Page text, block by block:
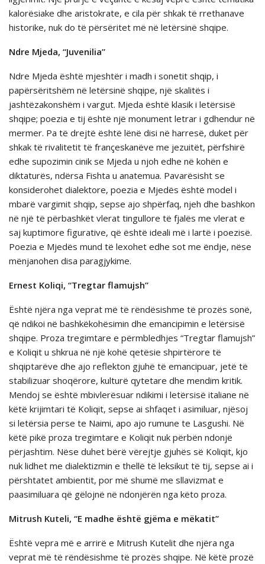
kalorësiake dhe aristokrate, e cila për shkak të rrethanave
historike, nuk do të përsëritet më në letërsinë shqipe.
Ndre Mjeda, “Juvenilia”
Ndre Mjeda është mjeshtër i madh i sonetit shqip, i
papërsëritshëm në letërsinë shqipe, një skalitës i
jashtëzakonshëm i vargut. Mjeda është klasik i letërsisë
shqipe; poezia e tij është një monument letrar i gdhendur në
mermer. Pa të drejtë është lënë disi në harresë, duket për
shkak të rivalitetit të françeskanëve me jezuitët, përfshirë
edhe supozimin cinik se Mjeda u njoh edhe në kohën e
diktaturës, ndërsa Fishta u anatemua. Pavarësisht se
konsiderohet dialektore, poezia e Mjedës është model i
mbarë vargimit shqip, sepse ajo shpërfaq, njeh dhe bashkon
në një të përbashkët vlerat tingullore të fjalës me vlerat e
saj kuptimore figurative, që është ideali më i lartë i poezisë.
Poezia e Mjedës mund të lexohet edhe sot me ëndje, nëse
mënjanohen disa paragjykime.
Ernest Koliqi, “Tregtar flamujsh”
Është njëra nga veprat më të rëndësishme të prozës sonë,
që ndikoi në bashkëkohësimin dhe emancipimin e letërsisë
shqipe. Proza tregimtare e përmbledhjes “Tregtar flamujsh”
e Koliqit u shkrua në një kohë qetësie shpirtërore të
shqiptarëve dhe ajo reflekton gjuhë të emancipuar, jetë të
stabilizuar shoqërore, kulturë qytetare dhe mendim kritik.
Mendoj se është mbivlerësuar ndikimi i letërsisë italiane në
këtë krijimtari të Koliqit, sepse ai shfaqet i asimiluar, njësoj
si letërsia perse te Naimi, apo ajo rumune te Lasgushi. Në
këtë pikë proza tregimtare e Koliqit nuk përbën ndonjë
përjashtim. Nëse duhet bërë vërejtje gjuhës së Koliqit, kjo
nuk lidhet me dialektizmin e thellë të leksikut të tij, sepse ai i
përshtatet ambientit, por më shumë me sllavizmat e
paasimiluara që gëlojnë në ndonjërën nga këto proza.
Mitrush Kuteli, “E madhe është gjëma e mëkatit”
Është vepra më e arrirë e Mitrush Kutelit dhe njëra nga
veprat më të rëndësishme të prozës shqipe. Në këtë prozë